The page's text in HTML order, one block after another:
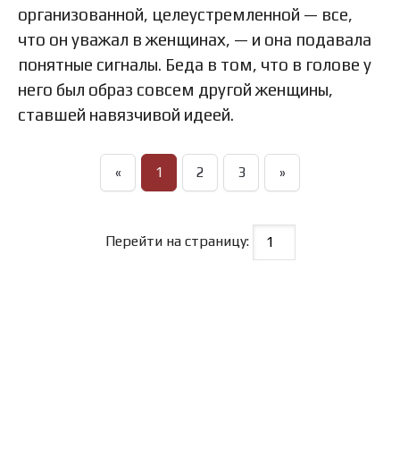
организованной, целеустремленной — все,
что он уважал в женщинах, — и она подавала
понятные сигналы. Беда в том, что в голове у
него был образ совсем другой женщины,
ставшей навязчивой идеей.
« 1 2 3 »
Перейти на страницу: